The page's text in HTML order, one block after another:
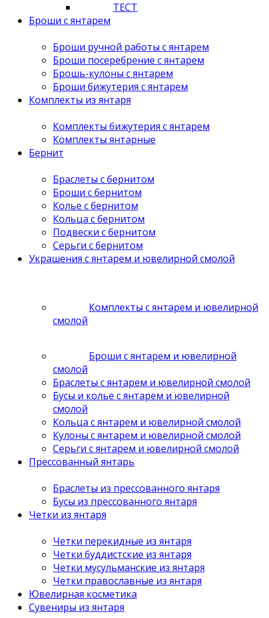
ТЕСТ
Броши с янтарем
Броши ручной работы с янтарем
Броши посеребрение с янтарем
Брошь-кулоны с янтарем
Броши бижутерия с янтарем
Комплекты из янтаря
Комплекты бижутерия с янтарем
Комплекты янтарные
Бернит
Браслеты с бернитом
Броши с бернитом
Колье с бернитом
Кольца с бернитом
Подвески с бернитом
Серьги с бернитом
Украшения с янтарем и ювелирной смолой
Комплекты с янтарем и ювелирной
смолой
Броши с янтарем и ювелирной
смолой
Браслеты с янтарем и ювелирной смолой
Бусы и колье с янтарем и ювелирной
смолой
Кольца с янтарем и ювелирной смолой
Кулоны с янтарем и ювелирной смолой
Серьги с янтарем и ювелирной смолой
Прессованный янтарь
Браслеты из прессованного янтаря
Бусы из прессованного янтаря
Четки из янтаря
Четки перекидные из янтаря
Четки буддистские из янтаря
Четки мусульманские из янтаря
Четки православные из янтаря
Ювелирная косметика
Сувениры из янтаря